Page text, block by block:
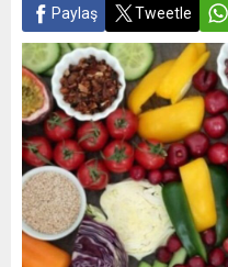
Paylaş Tweetle